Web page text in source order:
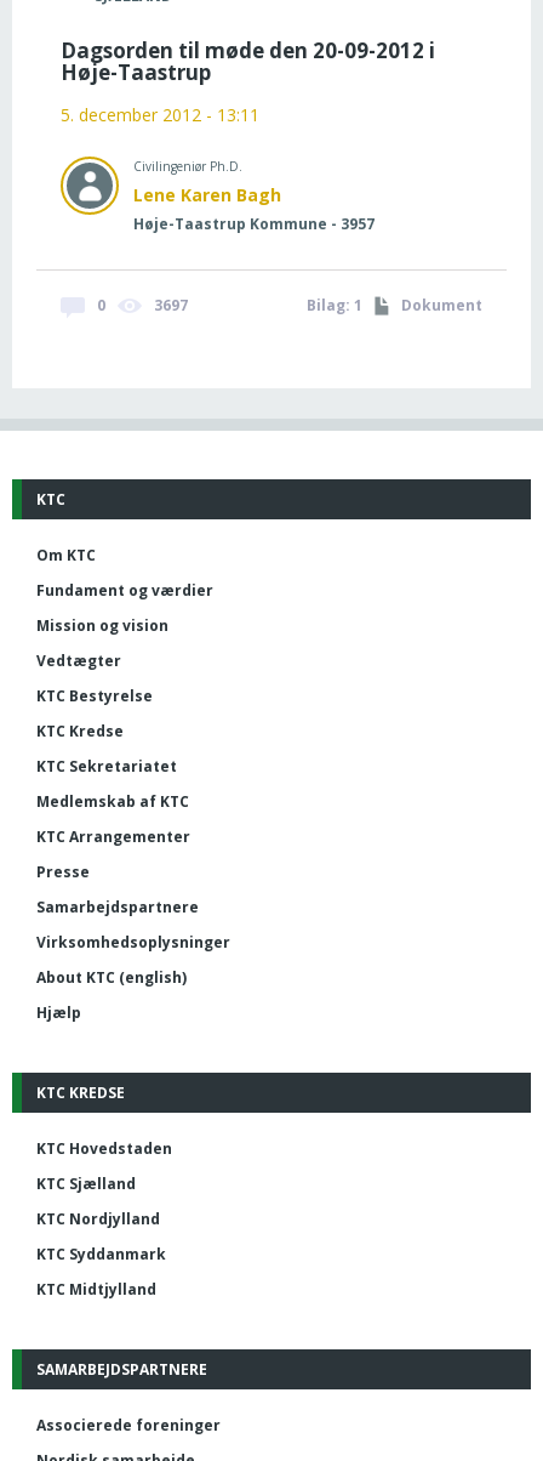
Dagsorden til møde den 20-09-2012 i
Høje-Taastrup
5. december 2012 - 13:11
Civilingeniør Ph.D.
Lene Karen Bagh
Høje-Taastrup Kommune - 3957
0 3697 Dokument
Bilag: 1
KTC
Om KTC
Fundament og værdier
Mission og vision
Vedtægter
KTC Bestyrelse
KTC Kredse
KTC Sekretariatet
Medlemskab af KTC
KTC Arrangementer
Presse
Samarbejdspartnere
Virksomhedsoplysninger
About KTC (english)
Hjælp
KTC KREDSE
KTC Hovedstaden
KTC Sjælland
KTC Nordjylland
KTC Syddanmark
KTC Midtjylland
SAMARBEJDSPARTNERE
Associerede foreninger